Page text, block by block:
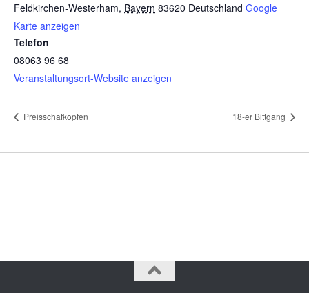
Feldkirchen-Westerham, Bayern 83620 Deutschland Google
Karte anzeigen
Telefon
08063 96 68
Veranstaltungsort-Website anzeigen
Preisschafkopfen 18-er Bittgang